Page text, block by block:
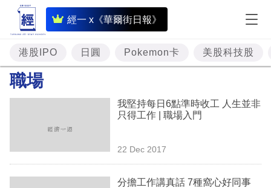
經一 x《華爾街日報》
即
時
財
經
資
樓
港股IPO 日圓 Pokemon卡 美股科技股
職場
我堅持每日6點準時收工 人生並非
只得工作 | 職場入門
22 Dec 2017
分擔工作講真話 7種窩心好同事